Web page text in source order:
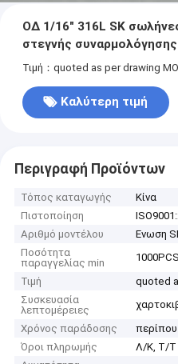
ΟΔ 1/16" 316L SK
στεγνής συναρμολόγησης
Τιμή：quoted as per drawing
Καλύτερη τιμή
Περιγραφή Προϊόντων
Τόπος καταγωγής
Κίνα
Πιστοποίηση
Αριθμό μοντέλου
Ενωση
Ποσότητα
παραγγελίας min
1000PCS
Τιμή
quoted
Συσκευασία
λεπτομέρειες
Χρόνος παράδοσης
Όροι πληρωμής
Λ/Κ, Τ/Τ